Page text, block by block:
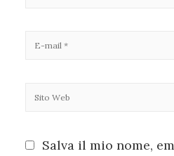
Salva il mio nome,